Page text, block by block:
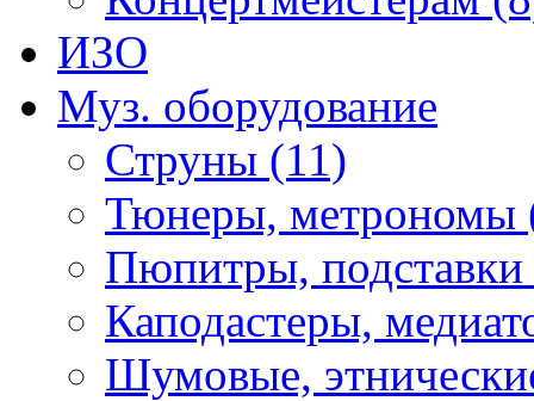
ИЗО
Муз. оборудование
Струны (11)
Тюнеры, метрономы
Пюпитры,
Каподастеры,
Шумовые,